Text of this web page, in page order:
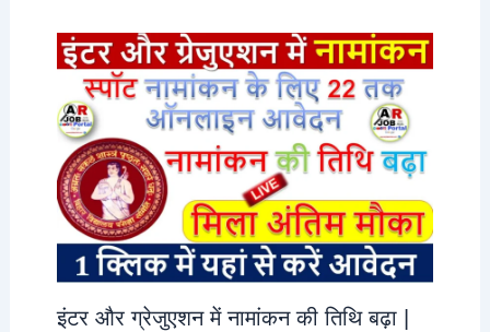
इंटर और ग्रेजुएशन में नामांकन की तिथि बढ़ा |